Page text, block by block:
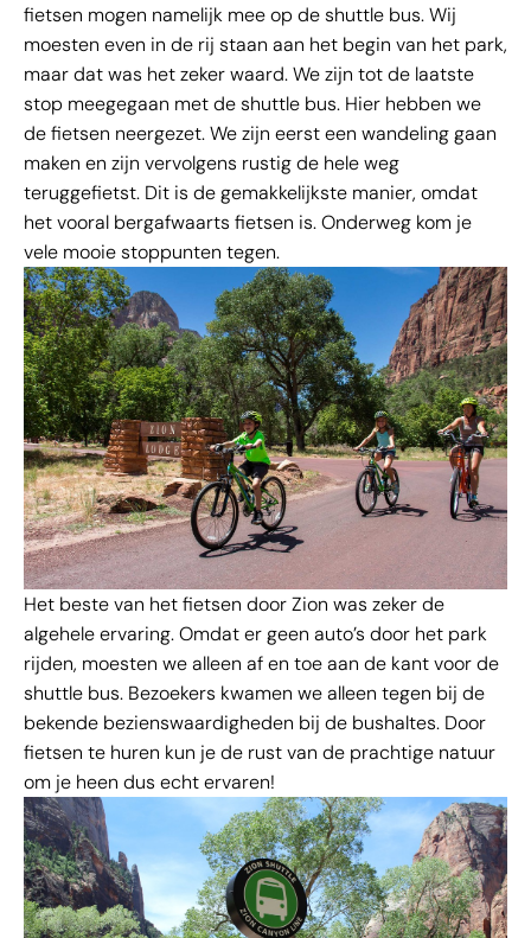
fietsen mogen namelijk mee op de shuttle bus. Wij
moesten even in de rij staan aan het begin van het park,
maar dat was het zeker waard. We zijn tot de laatste
stop meegegaan met de shuttle bus. Hier hebben we
de fietsen neergezet. We zijn eerst een wandeling gaan
maken en zijn vervolgens rustig de hele weg
teruggefietst. Dit is de gemakkelijkste manier, omdat
het vooral bergafwaarts fietsen is. Onderweg kom je
vele mooie stoppunten tegen.
Het beste van het fietsen door Zion was zeker de
algehele ervaring. Omdat er geen auto’s door het park
rijden, moesten we alleen af en toe aan de kant voor de
shuttle bus. Bezoekers kwamen we alleen tegen bij de
bekende bezienswaardigheden bij de bushaltes. Door
fietsen te huren kun je de rust van de prachtige natuur
om je heen dus echt ervaren!